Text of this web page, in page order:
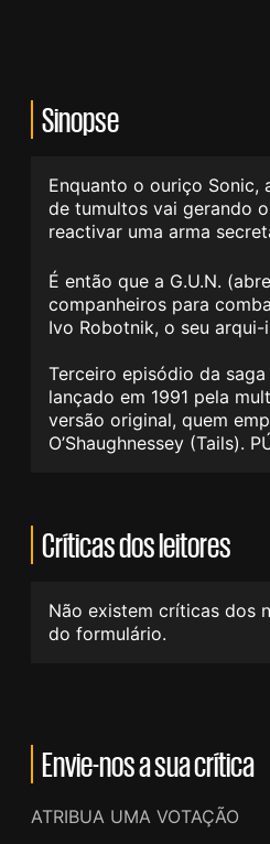
Sinopse
Enquanto o ouriço Sonic,
de tumultos vai gerando
reactivar uma arma
É então que a G.U.N.
companheiros para
Ivo Robotnik, o seu arqui-
Terceiro episódio da
lançado em 1991 pela
versão original, quem
O’Shaughnessey (Tails).
Críticas dos leitores
Não existem críticas dos
do formulário.
Envie-nos a sua crítica
ATRIBUA UMA VOTAÇÃO